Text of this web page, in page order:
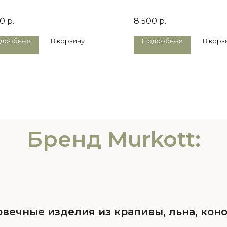
р.
В корзину
8 500 р.
Подробнее В
Бренд Murkott:
изделия из крапивы, льна,